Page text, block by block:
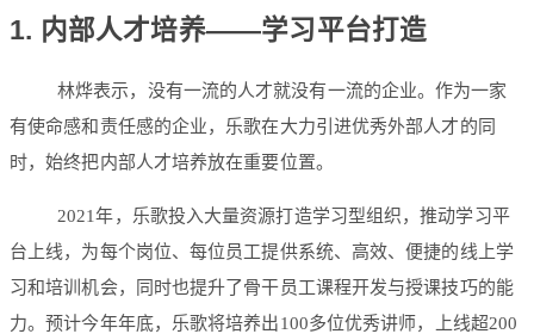
1. 内部人才培养——学习平台打造
林烨表示，没有一流的人才就没有一流的企业。作为一家
有使命感和责任感的企业，乐歌在大力引进优秀外部人才的同
时，始终把内部人才培养放在重要位置。
2021年，乐歌投入大量资源打造学习型组织，推动学习平
台上线，为每个岗位、每位员工提供系统、高效、便捷的线上学
习和培训机会，同时也提升了骨干员工课程开发与授课技巧的能
力。预计今年年底，乐歌将培养出100多位优秀讲师，上线超200